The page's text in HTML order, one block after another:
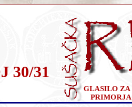
GLASILO ZA
30/31